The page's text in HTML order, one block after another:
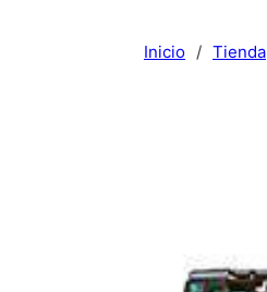
Inicio / Tienda